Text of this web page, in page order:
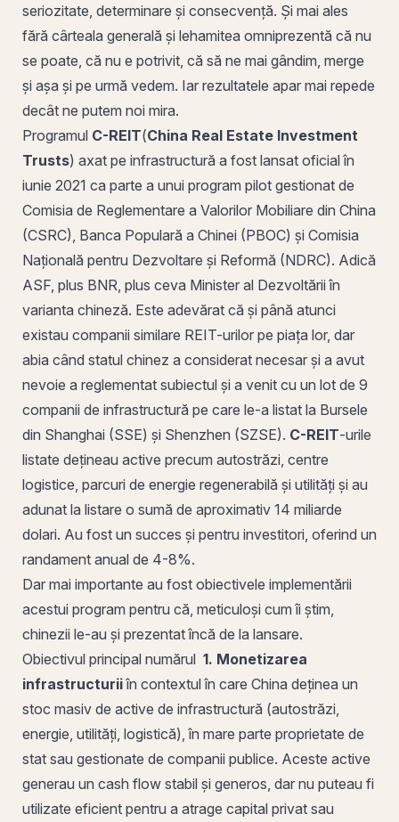
seriozitate, determinare și consecvență. Și mai ales
fără cârteala generală și lehamitea omniprezentă că nu
se poate, că nu e potrivit, că să ne mai gândim, merge
și așa și pe urmă vedem. Iar rezultatele apar mai repede
decât ne putem noi mira.
Programul C-REIT(China Real Estate Investment
Trusts) axat pe infrastructură a fost lansat oficial în
iunie 2021 ca parte a unui program pilot gestionat de
Comisia de Reglementare a Valorilor Mobiliare din China
(CSRC), Banca Populară a Chinei (PBOC) și Comisia
Națională pentru Dezvoltare și Reformă (NDRC). Adică
ASF, plus BNR, plus ceva Minister al Dezvoltării în
varianta chineză. Este adevărat că și până atunci
existau companii similare REIT-urilor pe piața lor, dar
abia când statul chinez a considerat necesar și a avut
nevoie a reglementat subiectul și a venit cu un lot de 9
companii de infrastructură pe care le-a listat la Bursele
din Shanghai (SSE) și Shenzhen (SZSE). C-REIT-urile
listate dețineau active precum autostrăzi, centre
logistice, parcuri de energie regenerabilă și utilități și au
adunat la listare o sumă de aproximativ 14 miliarde
dolari. Au fost un succes și pentru investitori, oferind un
randament anual de 4-8%.
Dar mai importante au fost obiectivele implementării
acestui program pentru că, meticuloși cum îi știm,
chinezii le-au și prezentat încă de la lansare.
Obiectivul principal numărul 1. Monetizarea
infrastructuriiîn contextul în care China deținea un
stoc masiv de active de infrastructură (autostrăzi,
energie, utilități, logistică), în mare parte proprietate de
stat sau gestionate de companii publice. Aceste active
generau un cash flow stabil și generos, dar nu puteau fi
utilizate eficient pentru a atrage capital privat sau